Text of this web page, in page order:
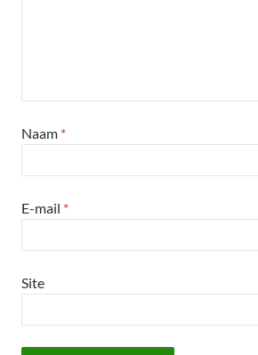
Naam *
E-mail *
Site